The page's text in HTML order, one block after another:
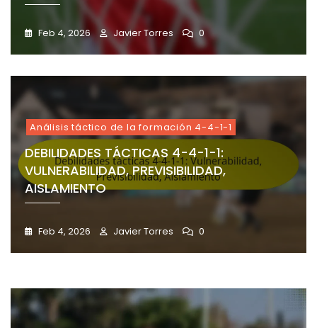
Feb 4, 2026 Javier Torres 0
Análisis táctico de la formación 4-4-1-1
DEBILIDADES TÁCTICAS 4-4-1-1:
VULNERABILIDAD, PREVISIBILIDAD,
AISLAMIENTO
Feb 4, 2026 Javier Torres 0